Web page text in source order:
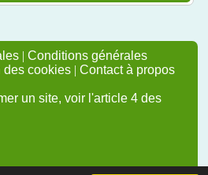
| Conditions générales
des cookies | Contact à propos
un site, voir l'article 4 des